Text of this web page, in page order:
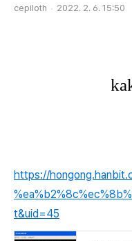
cepiloth 2022. 2. 6. 15:50
https://
t&uid=45